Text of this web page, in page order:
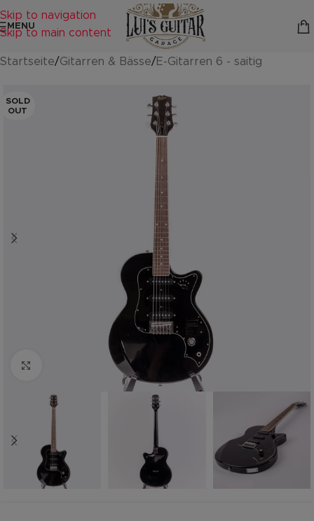
Skip to navigation
Skip to main content
MENU
Startseite/Gitarren & Bässe/E-Gitarren 6 - saitig
SOLD
OUT
Zum vergrößern anklicken